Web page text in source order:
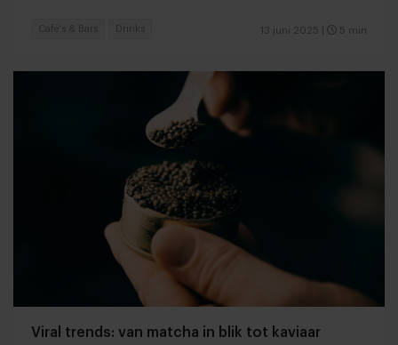
13 juni 2025 5 min
Café's & Bars Drinks
Viral trends: van matcha in blik tot kaviaar